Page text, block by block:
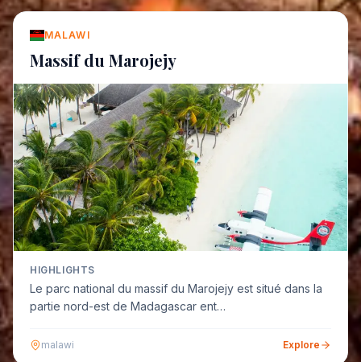
MALAWI
Massif du Marojejy
HIGHLIGHTS
Le parc national du massif du Marojejy est situé dans la
partie nord-est de Madagascar ent…
malawi Explore